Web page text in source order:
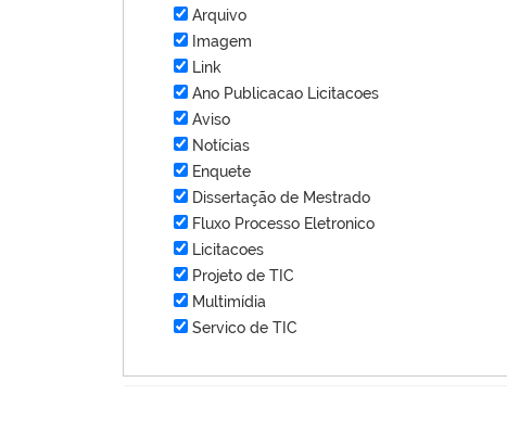
Arquivo
Imagem
Link
Ano Publicacao Licitacoes
Aviso
Notícias
Enquete
Dissertação de Mestrado
Fluxo Processo Eletronico
Licitacoes
Projeto de TIC
Multimídia
Servico de TIC